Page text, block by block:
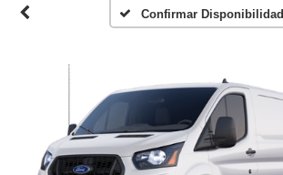
Confirmar Disponibilidad